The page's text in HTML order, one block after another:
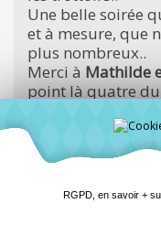
Une belle soirée
et à mesure, que
plus nombreux..
Merci à Mathilde
point là quatre
enchanter avec
française".
Merci àPhilippe et
apéros du quartier.
C'est un beau
très vite, les
RGPD, en savoir +